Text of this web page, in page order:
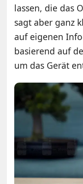
lassen, die das
sagt aber ganz
auf eigenen
basierend auf
um das Gerät